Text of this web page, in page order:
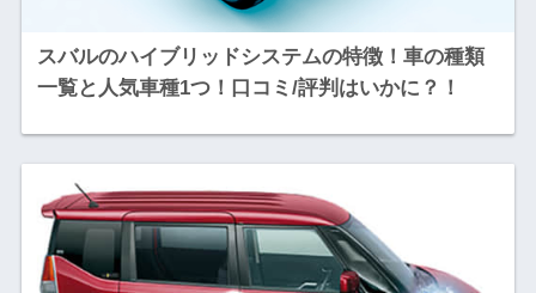
スバルのハイブリッドシステムの特徴！車の種類
一覧と人気車種1つ！口コミ/評判はいかに？！